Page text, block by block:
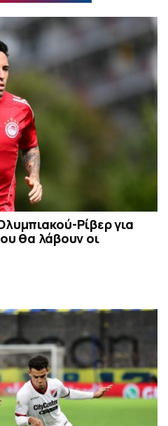
Ρίβερ για
θα λάβουν οι